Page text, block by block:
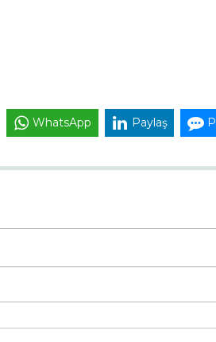
WhatsApp Paylaş